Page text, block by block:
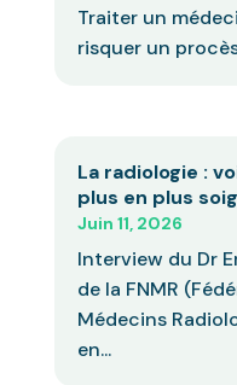
Traiter un
risquer un
La radiologie :
plus en plus
Juin 11, 2026
Interview du Dr
de la FNMR
Médecins
en...